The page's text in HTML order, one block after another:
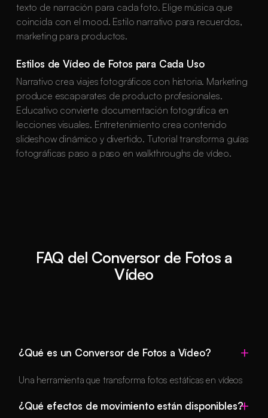
texto de narración para cada foto. Elige música que
coincida con el mood. Estilo narrativo para recuerdos,
marketing para productos.
Estilos de Vídeo de Fotos para Cada Uso
Narrativo crea viajes fotográficos con historia. Marketing
produce escaparates de producto profesionales.
Educativo convierte documentación fotográfica en
lecciones visuales. Entretenimiento crea contenido
slideshow dinámico y divertido. Tutorial transforma guías
fotográficas paso a paso en walkthroughs de vídeo.
FAQ del Conversor de Fotos a
Vídeo
¿Qué es un Conversor de Fotos a Vídeo?
Una herramienta que transforma fotos estáticas en vídeos
usando IA.
¿Qué efectos de movimiento están disponibles?